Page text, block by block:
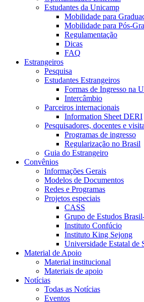
Estudantes da Unicamp
Mobilidade para
Mobilidade para Pós-
Regulamentação
Dicas
FAQ
Estrangeiros
Pesquisa
Estudantes Estrangeiros
Formas de Ingresso na
Intercâmbio
Parceiros internacionais
Information Sheet DERI
Pesquisadores, docentes e
Programas de ingresso
Regularização no Brasil
Guia do Estrangeiro
Convênios
Informações Gerais
Modelos de Documentos
Redes e Programas
Projetos especiais
CASS
Grupo de Estudos
Instituto Confúcio
Instituto King Sejong
Universidade Estatal de
Material de Apoio
Material institucional
Materiais de apoio
Notícias
Todas as Notícias
Eventos